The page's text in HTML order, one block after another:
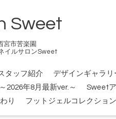
Sweet
宮市苦楽園
イルサロンSweet
タッフ紹介 デザインギャラリ
2026年8月最新ver.～
Sweet
り フットジェルコレクション